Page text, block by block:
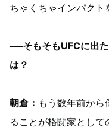
ちゃくちゃインパクト
──そもそもUFCに出
は？
朝倉： もう数年前か
ることが格闘家とし